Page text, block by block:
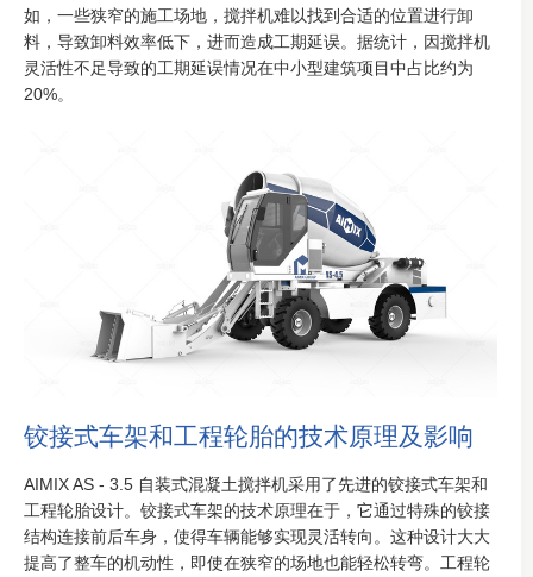
如，一些狭窄的施工场地，搅拌机难以找到合适的位置进行卸
料，导致卸料效率低下，进而造成工期延误。据统计，因搅拌机
灵活性不足导致的工期延误情况在中小型建筑项目中占比约为
20%。
铰接式车架和工程轮胎的技术原理及影响
AIMIX AS - 3.5 自装式混凝土搅拌机采用了先进的铰接式车架和
工程轮胎设计。铰接式车架的技术原理在于，它通过特殊的铰接
结构连接前后车身，使得车辆能够实现灵活转向。这种设计大大
提高了整车的机动性，即使在狭窄的场地也能轻松转弯。工程轮